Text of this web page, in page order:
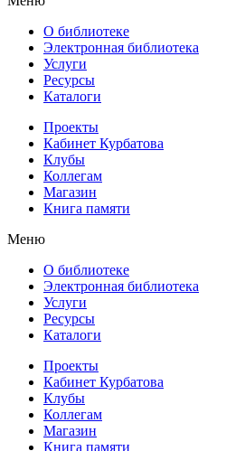
О библиотеке
Электронная библиотека
Услуги
Ресурсы
Каталоги
Проекты
Кабинет Курбатова
Клубы
Коллегам
Магазин
Книга памяти
Меню
О библиотеке
Электронная библиотека
Услуги
Ресурсы
Каталоги
Проекты
Кабинет Курбатова
Клубы
Коллегам
Магазин
Книга памяти